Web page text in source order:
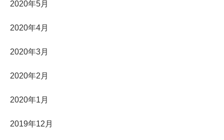
2020年5月
2020年4月
2020年3月
2020年2月
2020年1月
2019年12月